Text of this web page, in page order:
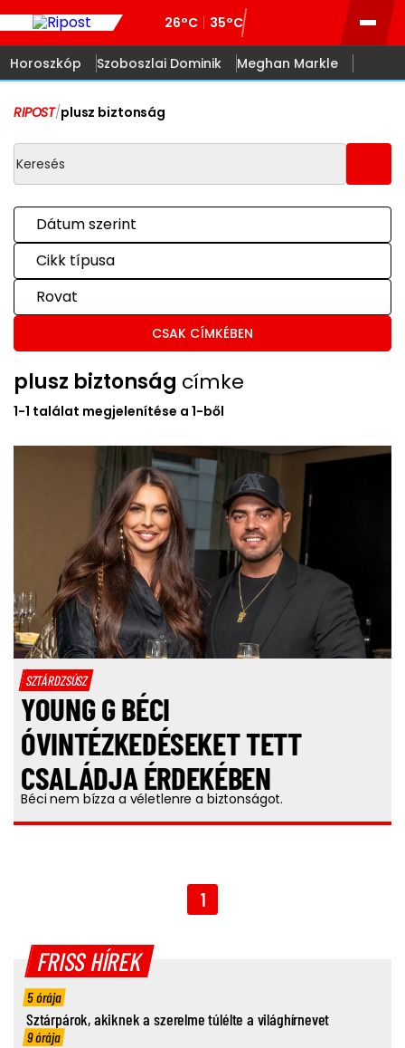
26°C 35°C
Horoszkóp Szoboszlai Dominik Meghan Markle
RIPOST/plusz biztonság
Dátum szerint
Cikk típusa
Rovat
CSAK CÍMKÉBEN
plusz biztonság címke
1-1 találat megjelenítése a 1-ből
SZTÁRDZSÚSZ
YOUNG G BÉCI
ÓVINTÉZKEDÉSEKET TETT
CSALÁDJA ÉRDEKÉBEN
Béci nem bízza a véletlenre a biztonságot.
1
FRISS HÍREK
5 órája
Sztárpárok, akiknek a szerelme túlélte a világhírnevet
9 órája